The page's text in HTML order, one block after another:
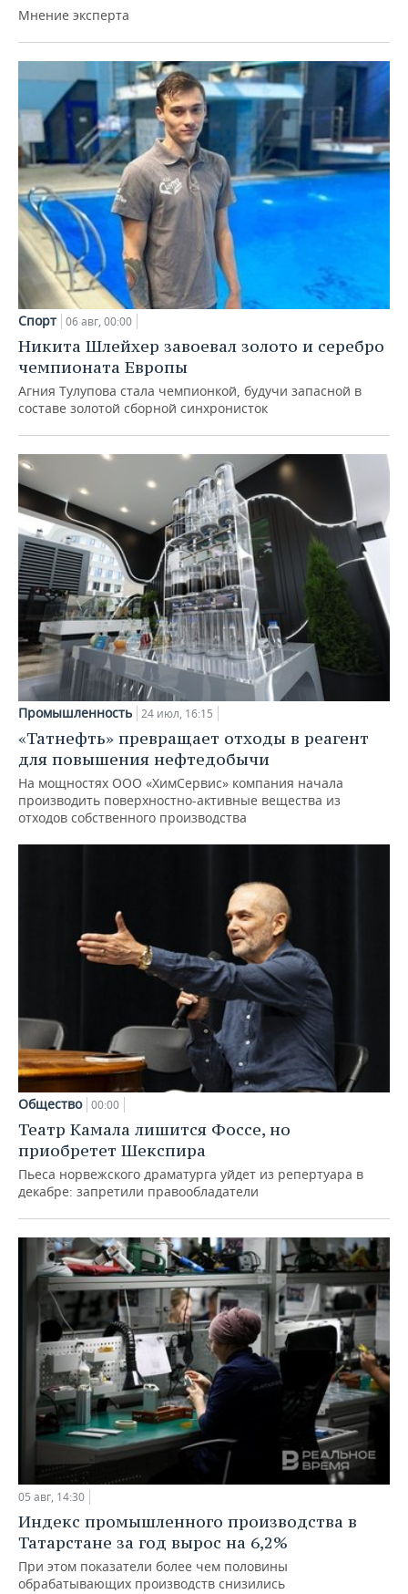
Мнение эксперта
Спорт 06 авг, 00:00
Никита Шлейхер завоевал золото и серебро
чемпионата Европы
Агния Тулупова стала чемпионкой, будучи запасной в
составе золотой сборной синхронисток
Промышленность 24 июл, 16:15
«Татнефть» превращает отходы в реагент
для повышения нефтедобычи
На мощностях ООО «ХимСервис» компания начала
производить поверхностно-активные вещества из
отходов собственного производства
Общество 00:00
Театр Камала лишится Фоссе, но
приобретет Шекспира
Пьеса норвежского драматурга уйдет из репертуара в
декабре: запретили правообладатели
05 авг, 14:30
Индекс промышленного производства в
Татарстане за год вырос на 6,2%
При этом показатели более чем половины
обрабатывающих производств снизились